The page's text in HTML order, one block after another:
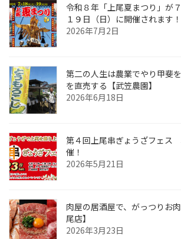
令和８年「上尾夏まつり」が
１９日（日）に開催されます！
2026年7月2日
第二の人生は農業でやり甲斐
を直売する【武笠農園】
2026年6月18日
第４回上尾串ぎょうざフェス
催！
2026年5月21日
肉屋の居酒屋で、がっつりお
尾店】
2026年3月23日